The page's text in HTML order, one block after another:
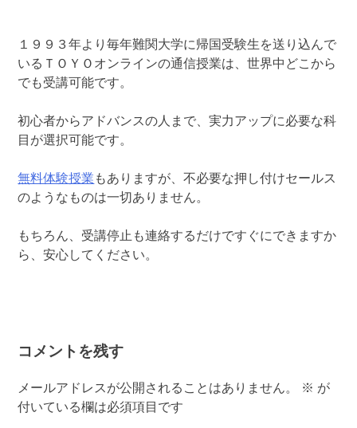
１９９３年より毎年難関大学に帰国受験生を送り込んで
いるＴＯＹＯオンラインの通信授業は、世界中どこから
でも受講可能です。
初心者からアドバンスの人まで、実力アップに必要な科
目が選択可能です。
無料体験授業 もありますが、不必要な押し付けセールス
のようなものは一切ありません。
もちろん、受講停止も連絡するだけですぐにできますか
ら、安心してください。
コメントを残す
メールアドレスが公開されることはありません。 ※ が
付いている欄は必須項目です